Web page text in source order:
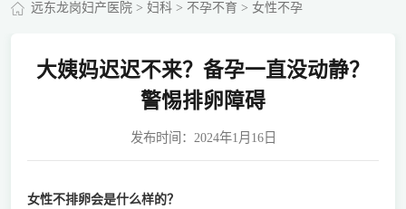
远东龙岗妇产医院> 妇科> 不孕不育 > 女性不孕
大姨妈迟迟不来？备孕一直没动静？
警惕排卵障碍
发布时间：2024年1月16日
女性不排卵会是什么样的？